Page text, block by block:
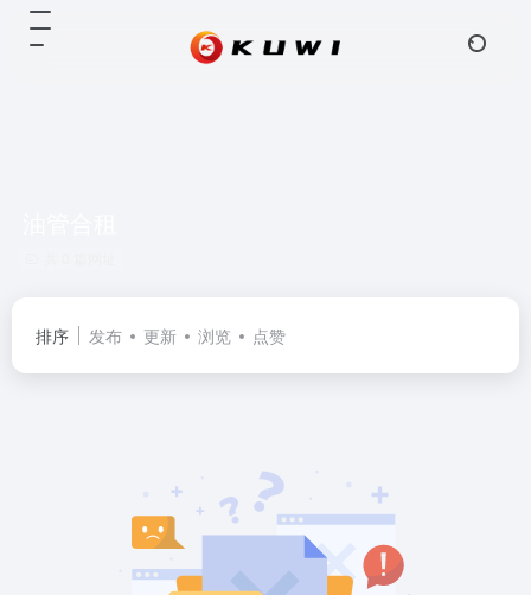
排序 发布 更新 浏览 点赞